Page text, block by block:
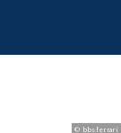
© bbsferrari